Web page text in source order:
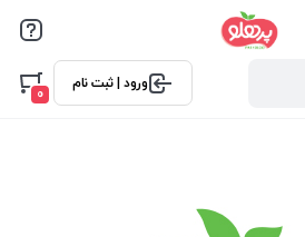
@media screen and (max-width:
ورود | ثبت نام
0